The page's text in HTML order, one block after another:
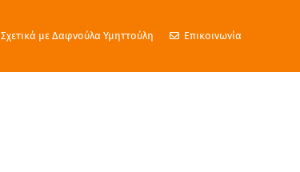
Σχετικά με Δαφνούλα Υμηττούλη Επικοινωνία